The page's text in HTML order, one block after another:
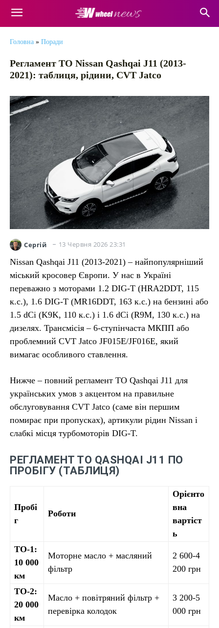
Головна » Поради
Регламент ТО Nissan Qashqai J11 (2013-
2021): таблиця, рідини, CVT Jatco
Сергій 13 Червня 2026 23:31
Nissan Qashqai J11 (2013-2021) – найпопулярніший
міський кросовер Європи. У нас в Україні
переважно з моторами 1.2 DIG-T (HRA2DDT, 115
к.с.), 1.6 DIG-T (MR16DDT, 163 к.с.) на бензині або
1.5 dCi (K9K, 110 к.с.) і 1.6 dCi (R9M, 130 к.с.) на
дизелях. Трансмісія – 6-ступінчаста МКПП або
проблемний CVT Jatco JF015E/JF016E, який
вимагає особливого ставлення.
Нижче – повний регламент ТО Qashqai J11 для
українських умов з акцентом на правильне
обслуговування CVT Jatco (саме він першим
помирає при пропусках), артикули рідин Nissan і
слабкі місця турбомоторів DIG-T.
РЕГЛАМЕНТ ТО QASHQAI J11 ПО
ПРОБІГУ (ТАБЛИЦЯ)
Пробі
г
Роботи
Орієнто
вна
вартіст
ь
ТО-1:
10 000
км
Моторне масло + масляний
фільтр
2 600-4
200 грн
ТО-2:
20 000
км
Масло + повітряний фільтр +
перевірка колодок
3 200-5
000 грн